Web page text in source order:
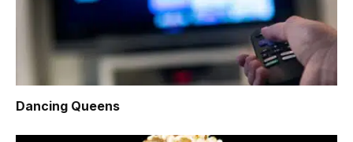
Dancing Queens